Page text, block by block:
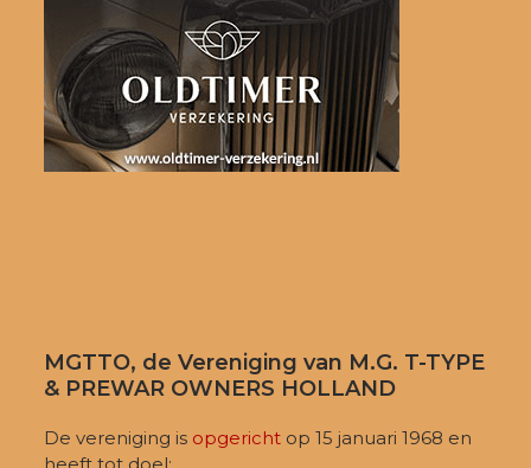
MGTTO, de Vereniging van M.G. T-TYPE
& PREWAR OWNERS HOLLAND
De vereniging is opgericht op 15 januari 1968 en
heeft tot doel: